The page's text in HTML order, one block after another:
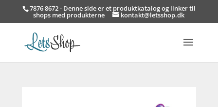
7876 8672 - Denne side er et produktkatalog og linker til
shops med produkterne kontakt@letsshop.dk